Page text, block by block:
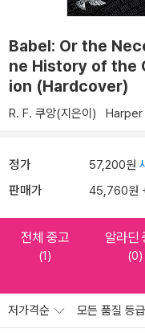
Babel: Or the
ne History of the
ion (Hardcover)
R. F. 쿠앙(지은이)
정가 57,200원
판매가 45,760원
전체 중고
(1)
알라딘
(0)
저가격순 모든 품질 등급